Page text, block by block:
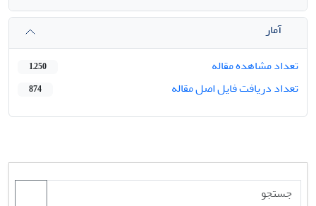
آمار
تعداد مشاهده مقاله
1,250
تعداد دریافت فایل اصل مقاله 874